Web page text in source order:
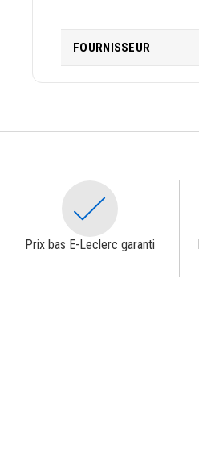
FOURNISSEUR
Prix bas E-Leclerc garanti